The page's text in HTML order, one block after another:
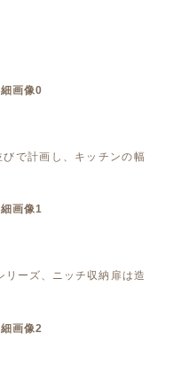
で計画し、キッチンの幅
リーズ、ニッチ収納扉は造